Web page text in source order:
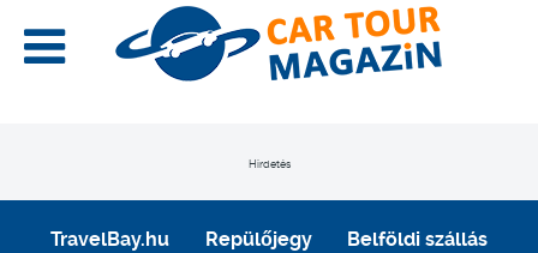
Hirdetés
TravelBay.hu Repülőjegy Belföldi szállás